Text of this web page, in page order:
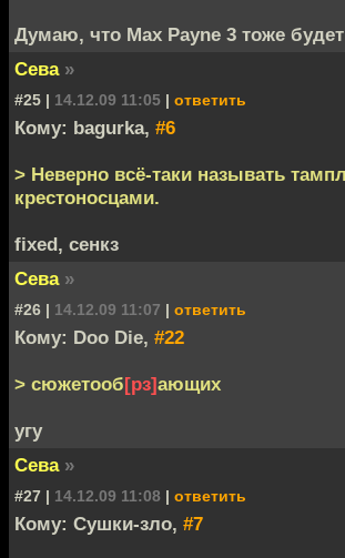
Думаю, что Max Payne 3 тоже
Сева »
#25 | 14.12.09 11:05 | ответить
Кому: bagurka, #6
> Неверно всё-таки называть
крестоносцами.
fixed, сенкз
Сева »
#26 | 14.12.09 11:07 | ответить
Кому: Doo Die, #22
> сюжетооб[рз]ающих
угу
Сева »
#27 | 14.12.09 11:08 | ответить
Кому: Сушки-зло, #7